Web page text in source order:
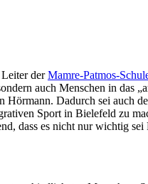
derMamre-Patmos-
auch Menschen in das
Dadurch sei auch
Sport in Bielefeld zu
dass es nicht nur wichtig